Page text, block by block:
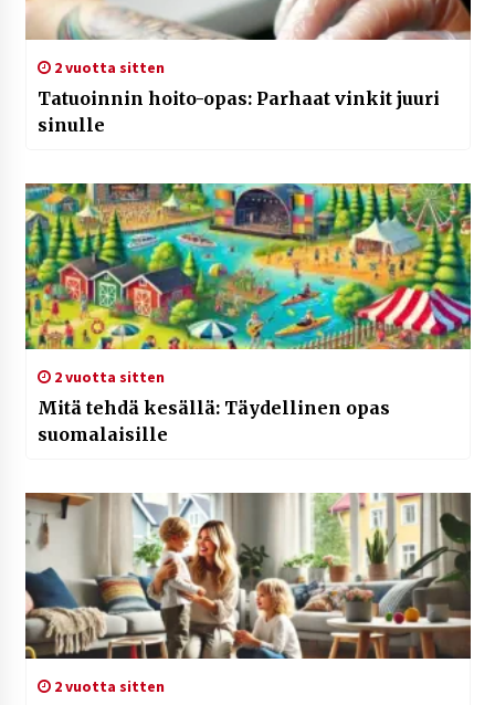
2 vuotta sitten
Tatuoinnin hoito-opas: Parhaat vinkit juuri
sinulle
2 vuotta sitten
Mitä tehdä kesällä: Täydellinen opas
suomalaisille
2 vuotta sitten